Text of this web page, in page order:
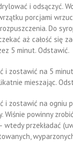
i odsączyć.
porcjami
Do
aż całość się
5 minut. Odstawić.
i zostawić na 5
mieszając.
i zostawić na ogniu
Wiśnie powinny
wtedy przekładać